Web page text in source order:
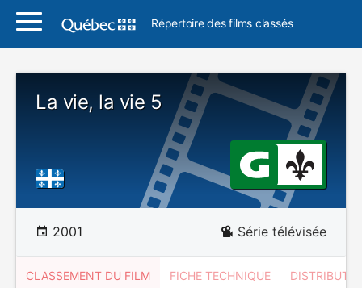
Répertoire des films classés
La vie, la vie 5
2001 Série télévisée
CLASSEMENT DU FILM FICHE TECHNIQUE